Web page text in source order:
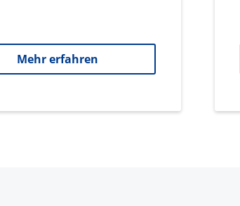
Mehr erfahren